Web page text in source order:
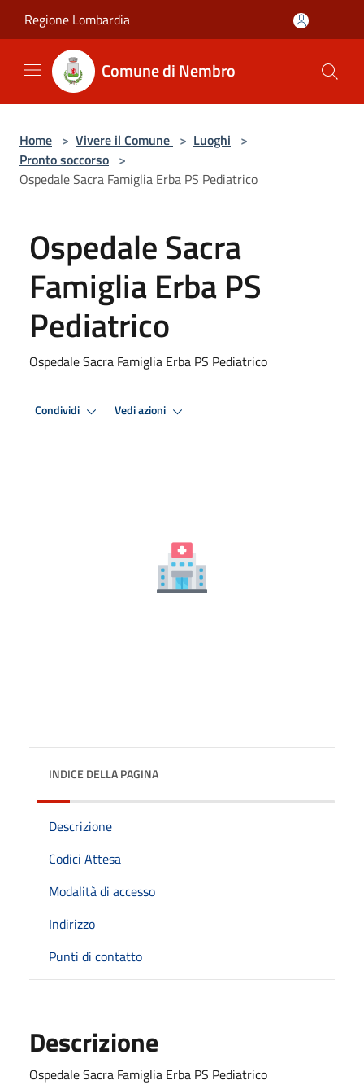
Regione Lombardia
Comune di Nembro
Home > Vivere il Comune > Luoghi >
Pronto soccorso >
Ospedale Sacra Famiglia Erba PS Pediatrico
Ospedale Sacra
Famiglia Erba PS
Pediatrico
Ospedale Sacra Famiglia Erba PS Pediatrico
Condividi Vedi azioni
INDICE DELLA PAGINA
Descrizione
Codici Attesa
Modalità di accesso
Indirizzo
Punti di contatto
Descrizione
Ospedale Sacra Famiglia Erba PS Pediatrico